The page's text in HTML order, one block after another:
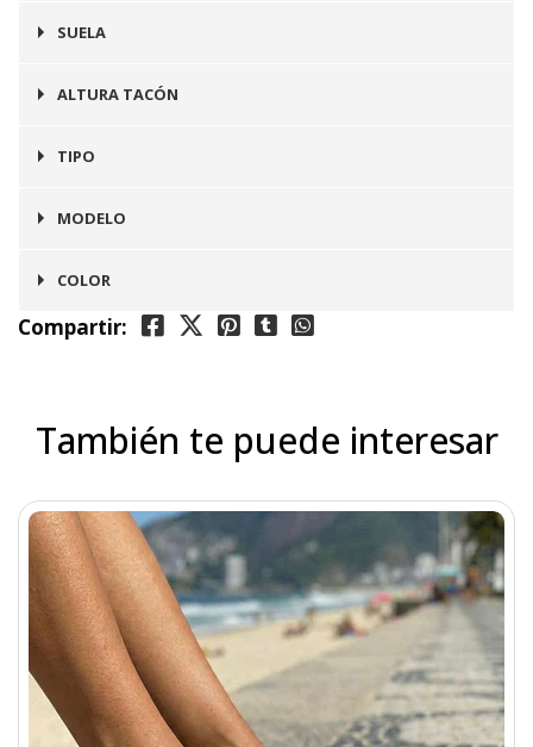
Cuero
SUELA
Goma
ALTURA TACÓN
2 cms
TIPO
Zapatilla
MODELO
Santa Monica
COLOR
Blanco
Compartir:
También te puede interesar